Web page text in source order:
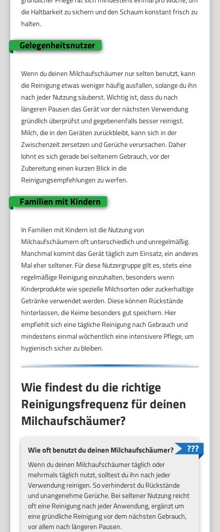
die Haltbarkeit zu sichern und den Schaum konstant frisch zu
halten.
Gelegenheitsnutzer
Wenn du deinen Milchaufschäumer nur selten benutzt, kann
die Reinigung etwas weniger häufig ausfallen, solange du ihn
nach jeder Nutzung säuberst. Wichtig ist, dass du nach
längeren Pausen das Gerät vor der nächsten Verwendung
gründlich überprüfst und gegebenenfalls besser reinigst.
Milch, die in den Geräten zurückbleibt, kann sich in der
Zwischenzeit zersetzen und Gerüche verursachen. Daher
lohnt es sich gerade bei seltenem Gebrauch, vor der
Zubereitung einen kurzen Blick in die
Reinigungsempfehlungen zu werfen.
Familien mit Kindern
In Familien mit Kindern ist die Nutzung von
Milchaufschäumern oft unterschiedlich und unregelmäßig.
Manchmal kommt das Gerät täglich zum Einsatz, ein anderes
Mal eher seltener. Für diese Nutzergruppe gilt es, stets eine
regelmäßige Reinigung einzuhalten, besonders wenn
Kinderprodukte wie spezielle Milchsorten oder zuckerhaltige
Getränke verwendet werden. Diese können Rückstände
hinterlassen, die Keime besonders gut speichern. Hier
empfiehlt sich eine tägliche Reinigung nach Gebrauch und
mindestens einmal wöchentlich eine intensivere Pflege, um
hygienisch sicher zu bleiben.
Wie findest du die richtige
Reinigungsfrequenz für deinen
Milchaufschäumer?
Wie oft benutzt du deinen Milchaufschäumer?
Wenn du deinen Milchaufschäumer täglich oder
mehrmals täglich nutzt, solltest du ihn nach jeder
Verwendung reinigen. So verhinderst du Rückstände
und unangenehme Gerüche. Bei seltener Nutzung reicht
oft eine Reinigung nach jeder Anwendung, ergänzt um
eine gründliche Reinigung vor dem nächsten Gebrauch,
vor allem nach längeren Pausen.